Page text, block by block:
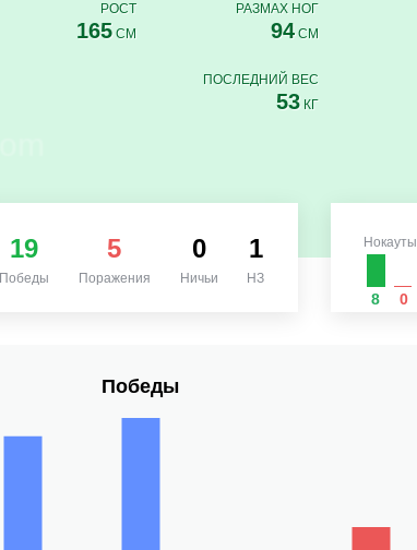
РОСТ
165 СМ
РАЗМАХ НОГ
94СМ
ПОСЛЕДНИЙ ВЕС
53КГ
19
Победы
5
Поражения
0
Ничьи
1
НЗ
Нокауты
8 0
Победы